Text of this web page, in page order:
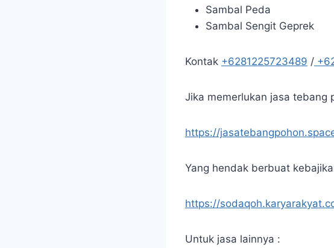
Sambal Peda
Sambal Sengit Geprek
Kontak +6281225723489 /
Jika memerlukan jasa tebang
https://
Yang hendak berbuat
https://
Untuk jasa lainnya :